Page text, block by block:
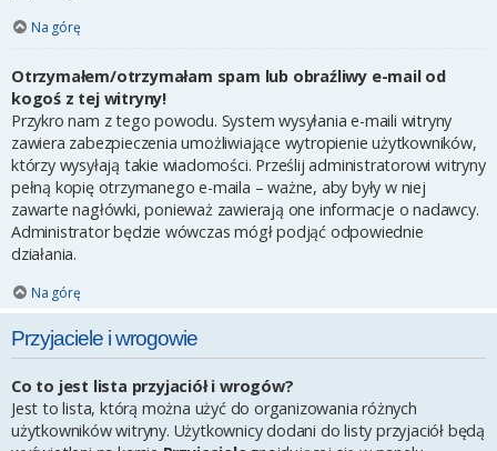
Na górę
Otrzymałem/otrzymałam spam lub obraźliwy e-mail od
kogoś z tej witryny!
Przykro nam z tego powodu. System wysyłania e-maili witryny
zawiera zabezpieczenia umożliwiające wytropienie użytkowników,
którzy wysyłają takie wiadomości. Prześlij administratorowi witryny
pełną kopię otrzymanego e-maila – ważne, aby były w niej
zawarte nagłówki, ponieważ zawierają one informacje o nadawcy.
Administrator będzie wówczas mógł podjąć odpowiednie
działania.
Na górę
Przyjaciele i wrogowie
Co to jest lista przyjaciół i wrogów?
Jest to lista, którą można użyć do organizowania różnych
użytkowników witryny. Użytkownicy dodani do listy przyjaciół będą